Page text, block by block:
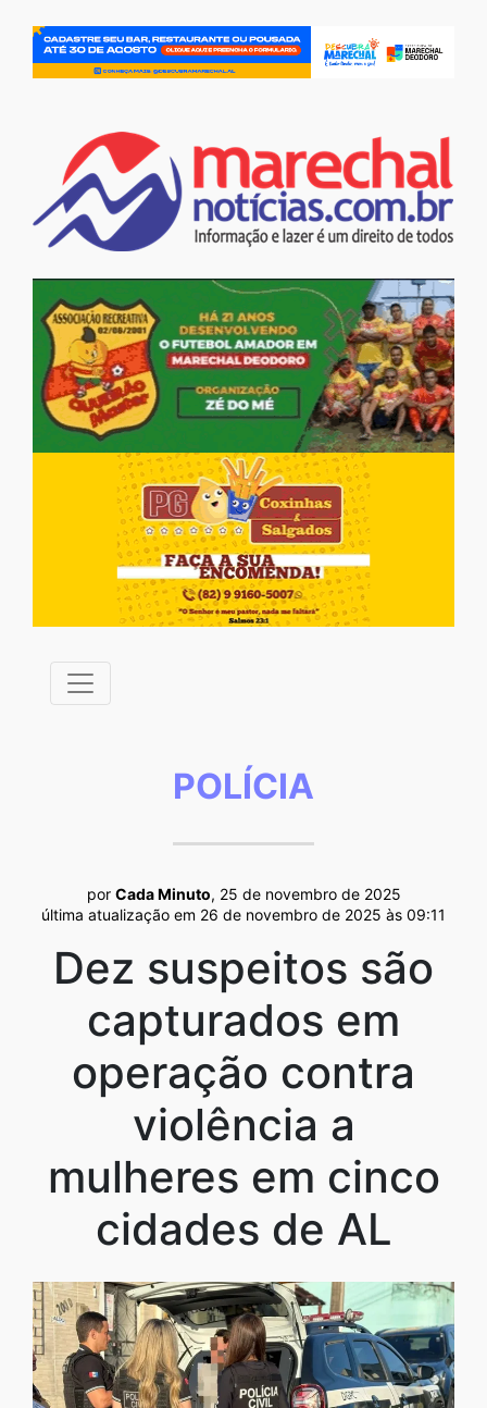
POLÍCIA
por Cada Minuto, 25 de novembro de 2025
última atualização em 26 de novembro de 2025 às 09:11
Dez suspeitos são
capturados em
operação contra
violência a
mulheres em cinco
cidades de AL